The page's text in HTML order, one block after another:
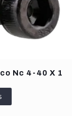
Nc 4-40 X 1